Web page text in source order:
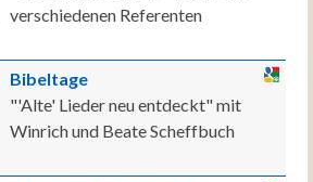
verschiedenen Referenten
Bibeltage
"'Alte' Lieder neu entdeckt" mit
Winrich und Beate Scheffbuch